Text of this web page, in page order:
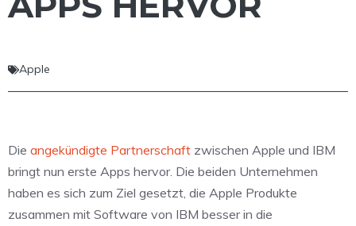
Apple
Die angekündigte Partnerschaft zwischen Apple und IBM
bringt nun erste Apps hervor. Die beiden Unternehmen
haben es sich zum Ziel gesetzt, die Apple Produkte
zusammen mit Software von IBM besser in die